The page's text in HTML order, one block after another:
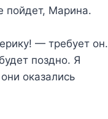
пойдет, Марина.
— требует он.
поздно. Я
оказались